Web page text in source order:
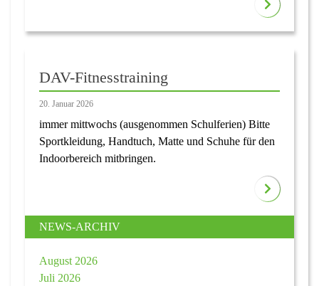
DAV-Fitnesstraining
20. Januar 2026
immer mittwochs (ausgenommen Schulferien) Bitte
Sportkleidung, Handtuch, Matte und Schuhe für den
Indoorbereich mitbringen.
NEWS-ARCHIV
August 2026
Juli 2026